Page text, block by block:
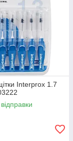
Interprox 1.7